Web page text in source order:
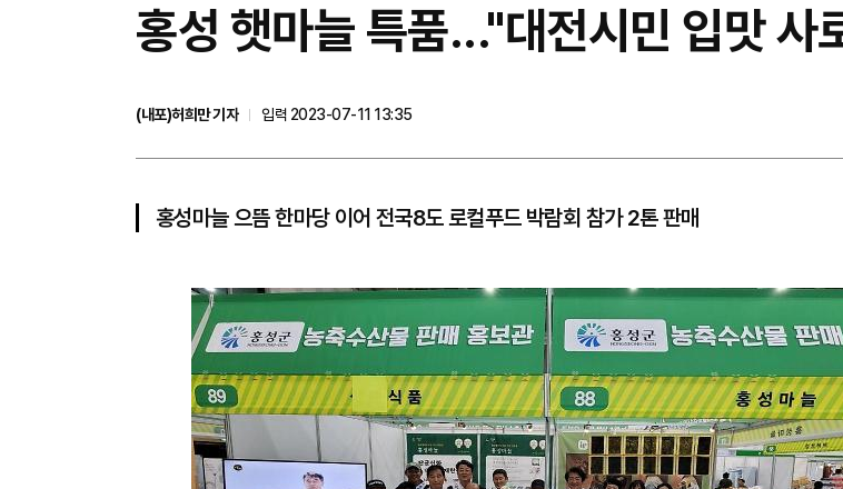
홍성 햇마늘 특품..."대전시민 입맛 사
(내포)허희만 기자
입력 2023-07-11 13:35
홍성마늘 으뜸 한마당 이어 전국8도 로컬푸드 박람회 참가 2톤 판매